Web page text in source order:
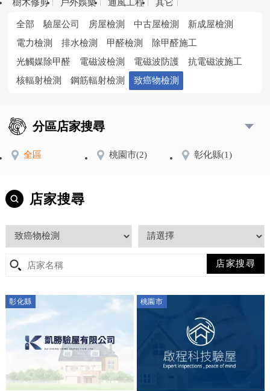
樹木修剪
戶外娛樂 通風工程 其它
全部 驗屋公司 房屋檢測 中古屋檢測
新成屋檢測
電力檢測
排水檢測 甲醛檢測
除甲醛施工
光觸媒除甲醛
電磁波檢測 電磁波防護
抗電磁波施工
核輻射檢測
鋼筋輻射檢測 致癌物檢測
分區店家搜尋
全區 桃園市(2) 彰化縣(1)
店家搜尋
彰化縣 桃園市